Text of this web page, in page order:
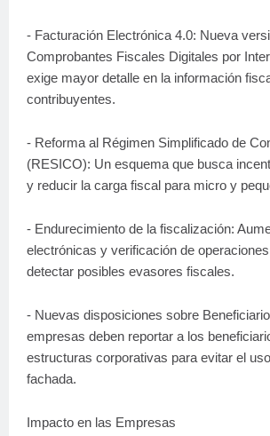
- Facturación Electrónica 4.0: Nueva
Comprobantes Fiscales Digitales por
exige mayor detalle en la información
contribuyentes.
- Reforma al Régimen Simplificado de
(RESICO): Un esquema que busca
y reducir la carga fiscal para micro y
- Endurecimiento de la fiscalización:
electrónicas y verificación de
detectar posibles evasores fiscales.
- Nuevas disposiciones sobre
empresas deben reportar a los
estructuras corporativas para evitar el
fachada.
Impacto en las Empresas